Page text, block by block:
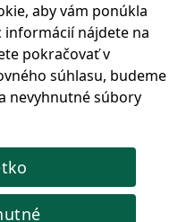
aby vám ponúkla
informácií nájdete na
pokračovať v
súhlasu, budeme
nevyhnutné súbory
06 Bratislava - m. č.
práva vyhradené.